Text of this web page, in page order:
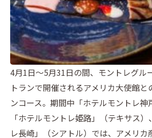
4月1日～5月31日の間、モントレグル
トランで開催されるアメリカ大使館と
ンコース。期間中「ホテルモントレ神
「ホテルモントレ姫路」（テキサス
レ長崎」（シアトル）では、アメリカ